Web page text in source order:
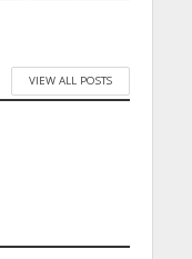
VIEW ALL POSTS